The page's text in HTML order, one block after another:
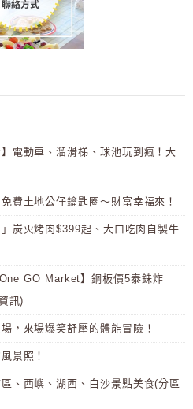
電動車、溜滑梯、球池玩到瘋！大
費土地公仔鑰匙圈～財富幸福來！
炭火烤肉$399起、大口吃肉自製牛
GO Market】銅板價5泰銖炸
訊)
，來場爆笑舒壓的體能冒險！
景照！
、西嶼、湖西、白沙景點美食(分區